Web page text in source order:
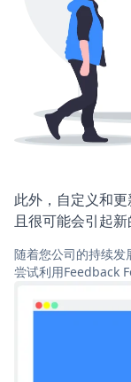
此外，自定义和
且很可能会引起新
随着您公司的持续发
尝试利用Feedback